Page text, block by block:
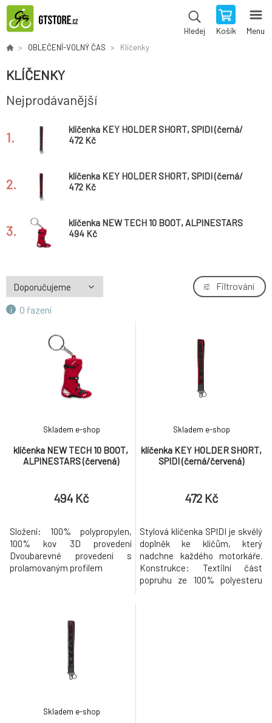
Hledej Košík Menu
OBLEČENÍ-VOLNÝ ČAS Klíčenky
KLÍČENKY
Nejprodávanější
1.
klíčenka KEY HOLDER SHORT, SPIDI (černá/
šedá)
472 Kč
2.
klíčenka KEY HOLDER SHORT, SPIDI (černá/
červená)
472 Kč
3.
klíčenka NEW TECH 10 BOOT, ALPINESTARS
(červená)
494 Kč
O řazení
Filtrování
klíčenka NEW TECH 10 BOOT,
ALPINESTARS (červená)
Skladem e-shop
494 Kč
Složení: 100% polypropylen,
100% kov 3D provedení
Dvoubarevné provedení s
prolamovaným profilem
klíčenka KEY HOLDER SHORT,
SPIDI (černá/červená)
Skladem e-shop
472 Kč
Stylová klíčenka SPIDI je skvělý
doplněk ke klíčům, který
nadchne každého motorkáře.
Konstrukce: Textilní část
popruhu ze 100% polyesteru
Skladem e-shop